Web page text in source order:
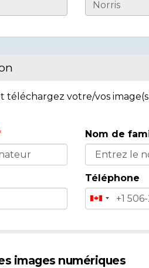
téléchargez votre/vos
Nom de
Téléphone
images numériques